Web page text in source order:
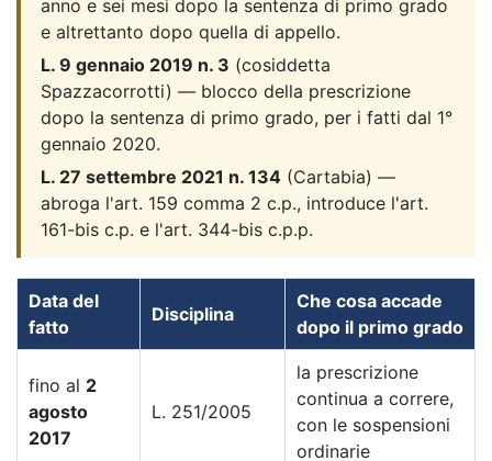
anno e sei mesi dopo la sentenza di primo grado
e altrettanto dopo quella di appello.
L. 9 gennaio 2019 n. 3 (cosiddetta
Spazzacorrotti) — blocco della prescrizione
dopo la sentenza di primo grado, per i fatti dal 1°
gennaio 2020.
L. 27 settembre 2021 n. 134 (Cartabia) —
abroga l'art. 159 comma 2 c.p., introduce l'art.
161-bis c.p. e l'art. 344-bis c.p.p.
Data del
fatto
Disciplina
Che cosa accade
dopo il primo grado
fino al 2
agosto
2017
L. 251/2005
la prescrizione
continua a correre,
con le sospensioni
ordinarie